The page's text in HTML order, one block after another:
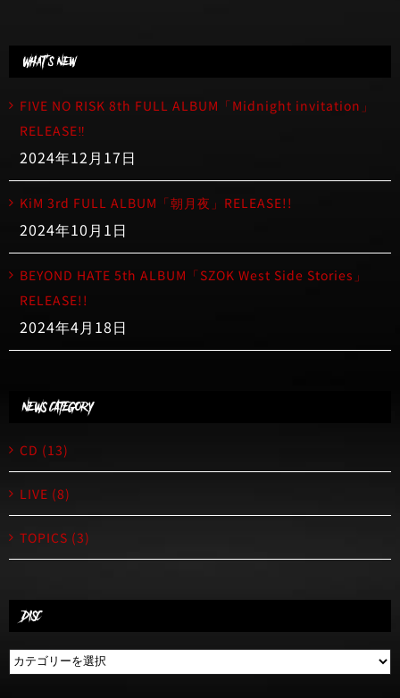
What’s new
FIVE NO RISK 8th FULL ALBUM「Midnight invitation」
RELEASE‼︎
2024年12月17日
KiM 3rd FULL ALBUM「朝月夜」RELEASE!!
2024年10月1日
BEYOND HATE 5th ALBUM「SZOK West Side Stories」
RELEASE!!
2024年4月18日
NEWS CATEGORY
CD (13)
LIVE (8)
TOPICS (3)
DISC
DISC